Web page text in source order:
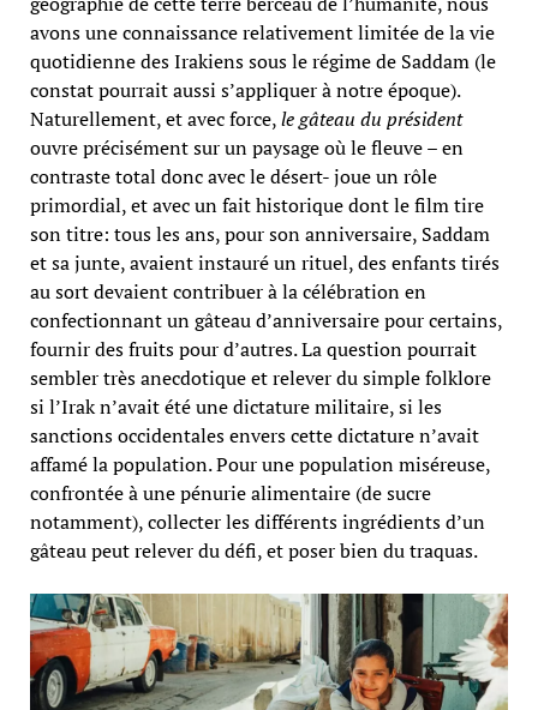
avons une connaissance relativement limitée de la vie
quotidienne des Irakiens sous le régime de Saddam (le
constat pourrait aussi s’appliquer à notre époque).
Naturellement, et avec force,le gâteau du président
ouvre précisément sur un paysage où le fleuve – en
contraste total donc avec le désert- joue un rôle
primordial, et avec un fait historique dont le film tire
son titre: tous les ans, pour son anniversaire, Saddam
et sa junte, avaient instauré un rituel, des enfants tirés
au sort devaient contribuer à la célébration en
confectionnant un gâteau d’anniversaire pour certains,
fournir des fruits pour d’autres. La question pourrait
sembler très anecdotique et relever du simple folklore
si l’Irak n’avait été une dictature militaire, si les
sanctions occidentales envers cette dictature n’avait
affamé la population. Pour une population miséreuse,
confrontée à une pénurie alimentaire (de sucre
notamment), collecter les différents ingrédients d’un
gâteau peut relever du défi, et poser bien du traquas.